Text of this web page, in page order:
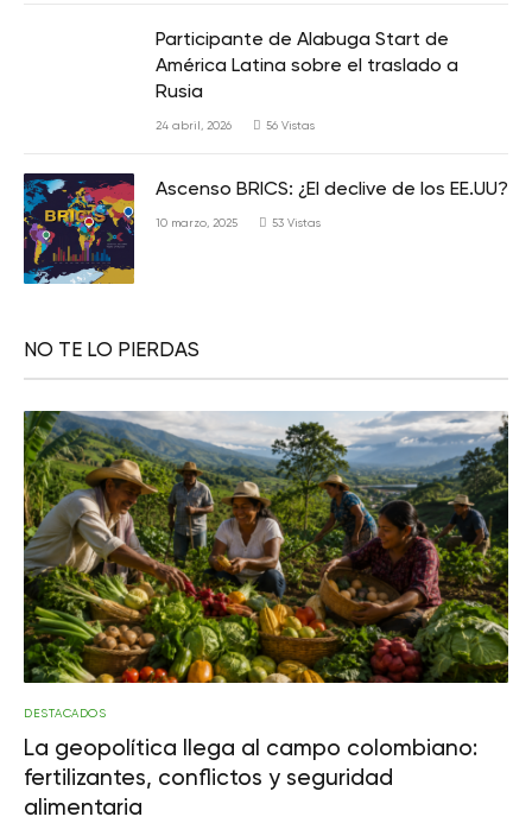
Participante de Alabuga Start de
América Latina sobre el traslado a
Rusia
24 abril, 2026 56 Vistas
Ascenso BRICS: ¿El declive de los EE.UU?
10 marzo, 2025 53 Vistas
NO TE LO PIERDAS
DESTACADOS
La geopolítica llega al campo colombiano:
fertilizantes, conflictos y seguridad
alimentaria